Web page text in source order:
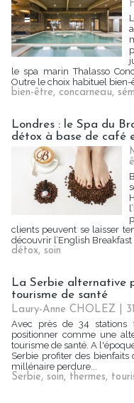
le spa marin Thalasso
Outre le choix habituel bien-
bien-être, concarneau,
Londres : le Spa du
détox à base de café
clients peuvent se laisser
découvrir l’English Breakfast
détox, soin
La Serbie alternative
tourisme de santé
Laury-Anne CHOLEZ |
Avec près de 34 stations
positionner comme une
tourisme de santé. A
Serbie profiter des bienfaits
millénaire perdure...
Serbie, soin, thermes,